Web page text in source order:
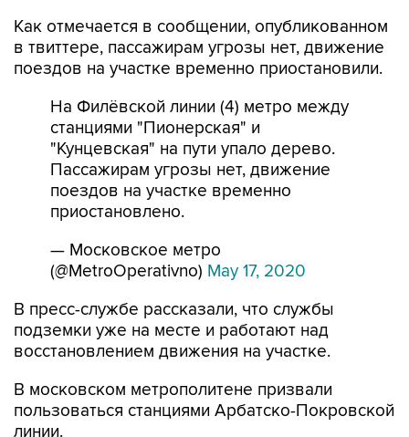
Как отмечается в сообщении, опубликованном
в твиттере, пассажирам угрозы нет, движение
поездов на участке временно приостановили.
На Филёвской линии (4) метро между
станциями "Пионерская" и
"Кунцевская" на пути упало дерево.
Пассажирам угрозы нет, движение
поездов на участке временно
приостановлено.
— Московское метро
(@MetroOperativno) May 17, 2020
В пресс-службе рассказали, что службы
подземки уже на месте и работают над
восстановлением движения на участке.
В московском метрополитене призвали
пользоваться станциями Арбатско-Покровской
линии.